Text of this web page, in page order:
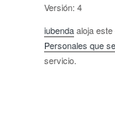
Versión: 4
iubendaaloja
Personales que
servicio.